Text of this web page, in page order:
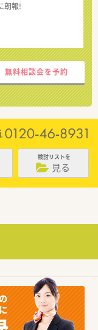
朗報!
無料相談会を予約
検討リストを
見る